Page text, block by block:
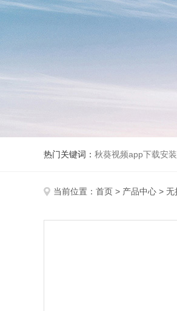
热门关键词： 秋葵视频app下载安装
当前位置： 首页 > 产品中心 > 无